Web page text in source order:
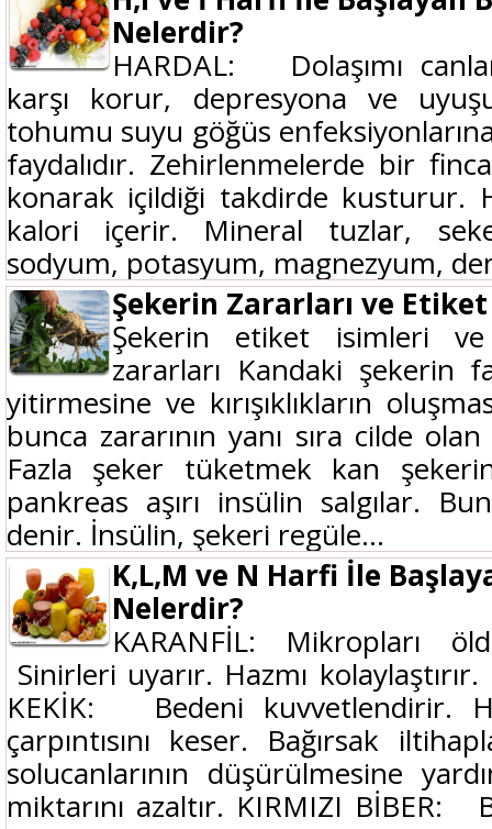
Nelerdir?
HARDAL: Dolaşımı
karşı korur, depresyona ve
tohumu suyu göğüs
faydalıdır. Zehirlenmelerde bir
konarak içildiği takdirde kusturur.
kalori içerir. Mineral tuzlar,
sodyum, potasyum, magnezyum,
Şekerin Zararları ve
Şekerin etiket isimleri
zararları Kandaki şekerin
yitirmesine ve kırışıklıkların
bunca zararının yanı sıra cilde
Fazla şeker tüketmek kan
pankreas aşırı insülin salgılar.
denir. İnsülin, şekeri regüle...
K,L,M ve N Harfi İle
Nelerdir?
KARANFİL: Mikropları
Sinirleri uyarır. Hazmı
KEKİK: Bedeni kuvvetlendirir.
çarpıntısını keser. Bağırsak
solucanlarının düşürülmesine
miktarını azaltır. KIRMIZI BİBER: